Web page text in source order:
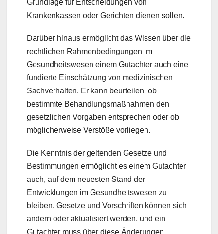
Grundlage für Entscheidungen von
Krankenkassen oder Gerichten dienen sollen.
Darüber hinaus ermöglicht das Wissen über die
rechtlichen Rahmenbedingungen im
Gesundheitswesen einem Gutachter auch eine
fundierte Einschätzung von medizinischen
Sachverhalten. Er kann beurteilen, ob
bestimmte Behandlungsmaßnahmen den
gesetzlichen Vorgaben entsprechen oder ob
möglicherweise Verstöße vorliegen.
Die Kenntnis der geltenden Gesetze und
Bestimmungen ermöglicht es einem Gutachter
auch, auf dem neuesten Stand der
Entwicklungen im Gesundheitswesen zu
bleiben. Gesetze und Vorschriften können sich
ändern oder aktualisiert werden, und ein
Gutachter muss über diese Änderungen